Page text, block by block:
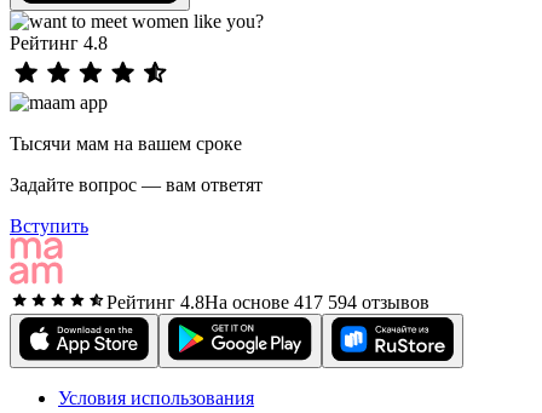
Рейтинг 4.8
Тысячи мам на вашем сроке
Задайте вопрос — вам ответят
Вступить
Рейтинг 4.8На основе 417 594 отзывов
Условия использования